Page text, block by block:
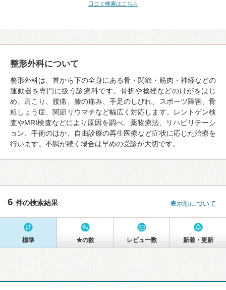
口コミ検索はこちら
整形外科について
整形外科は、首から下の全身にある骨・関節・筋肉・神経などの
運動器を専門に扱う診療科です。骨折や捻挫などのけがをはじ
め、肩こり、腰痛、膝の痛み、手足のしびれ、スポーツ障害、骨
粗しょう症、関節リウマチなど幅広く対応します。レントゲン検
査やMRI検査などにより原因を調べ、薬物療法、リハビリテーシ
ョン、手術のほか、自由診療の再生医療など症状に応じた治療を
行います。不調が続く場合は早めの受診が大切です。
6 件の検索結果 表示順について
標準 ★の数 レビュー数 新着・更新